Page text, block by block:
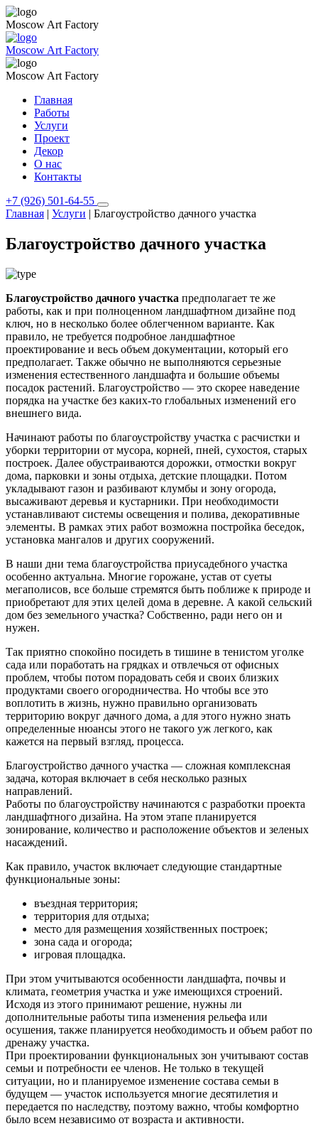
Moscow Art Factory
Moscow Art Factory
Moscow Art Factory
Главная
Работы
Услуги
Проект
Декор
О нас
Контакты
+7 (926) 501-64-55
Главная | Услуги | Благоустройство дачного участка
Благоустройство дачного участка
Благоустройство дачного участка предполагает те же
работы, как и при полноценном ландшафтном дизайне под
ключ, но в несколько более облегченном варианте. Как
правило, не требуется подробное ландшафтное
проектирование и весь объем документации, который его
предполагает. Также обычно не выполняются серьезные
изменения естественного ландшафта и большие объемы
посадок растений. Благоустройство — это скорее наведение
порядка на участке без каких-то глобальных изменений его
внешнего вида.
Начинают работы по благоустройству участка с расчистки и
уборки территории от мусора, корней, пней, сухостоя, старых
построек. Далее обустраиваются дорожки, отмостки вокруг
дома, парковки и зоны отдыха, детские площадки. Потом
укладывают газон и разбивают клумбы и зону огорода,
высаживают деревья и кустарники. При необходимости
устанавливают системы освещения и полива, декоративные
элементы. В рамках этих работ возможна постройка беседок,
установка мангалов и других сооружений.
В наши дни тема благоустройства приусадебного участка
особенно актуальна. Многие горожане, устав от суеты
мегаполисов, все больше стремятся быть поближе к природе и
приобретают для этих целей дома в деревне. А какой сельский
дом без земельного участка? Собственно, ради него он и
нужен.
Так приятно спокойно посидеть в тишине в тенистом уголке
сада или поработать на грядках и отвлечься от офисных
проблем, чтобы потом порадовать себя и своих близких
продуктами своего огородничества. Но чтобы все это
воплотить в жизнь, нужно правильно организовать
территорию вокруг дачного дома, а для этого нужно знать
определенные нюансы этого не такого уж легкого, как
кажется на первый взгляд, процесса.
Благоустройство дачного участка — сложная комплексная
задача, которая включает в себя несколько разных
направлений.
Работы по благоустройству начинаются с разработки проекта
ландшафтного дизайна. На этом этапе планируется
зонирование, количество и расположение объектов и зеленых
насаждений.
Как правило, участок включает следующие стандартные
функциональные зоны:
въездная территория;
территория для отдыха;
место для размещения хозяйственных построек;
зона сада и огорода;
игровая площадка.
При этом учитываются особенности ландшафта, почвы и
климата, геометрия участка и уже имеющихся строений.
Исходя из этого принимают решение, нужны ли
дополнительные работы типа изменения рельефа или
осушения, также планируется необходимость и объем работ по
дренажу участка.
При проектировании функциональных зон учитывают состав
семьи и потребности ее членов. Не только в текущей
ситуации, но и планируемое изменение состава семьи в
будущем — участок используется многие десятилетия и
передается по наследству, поэтому важно, чтобы комфортно
было всем независимо от возраста и активности.